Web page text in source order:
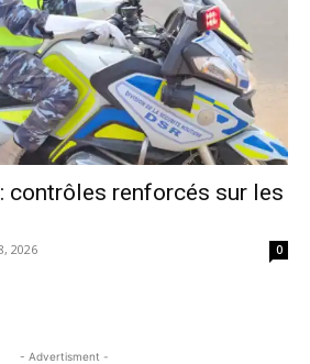
contrôles renforcés sur les
2026 0
- Advertisment -